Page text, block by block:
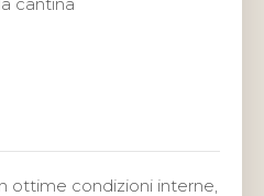
cantina
ottime condizioni interne,